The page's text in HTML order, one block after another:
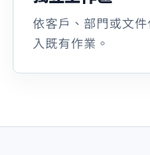
依客戶、部門或文
入既有作業。